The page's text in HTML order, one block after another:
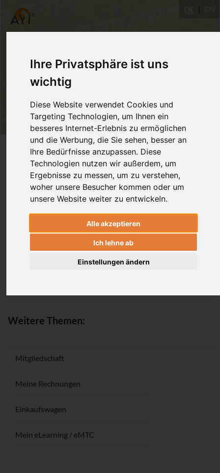
Ihre Privatsphäre ist uns
wichtig
Diese Website verwendet Cookies und
Targeting Technologien, um Ihnen ein
besseres Internet-Erlebnis zu ermöglichen
und die Werbung, die Sie sehen, besser an
Ihre Bedürfnisse anzupassen. Diese
Technologien nutzen wir außerdem, um
Ergebnisse zu messen, um zu verstehen,
woher unsere Besucher kommen oder um
unsere Website weiter zu entwickeln.
Alle akzeptieren
Ich lehne ab
Einstellungen ändern
Login
Passwort vergessen / Registrieren
Weitere Themen:
Mitgliedschaft
Meine Rechnungen
Einkaufswagen
Mein eLearning / eMTC